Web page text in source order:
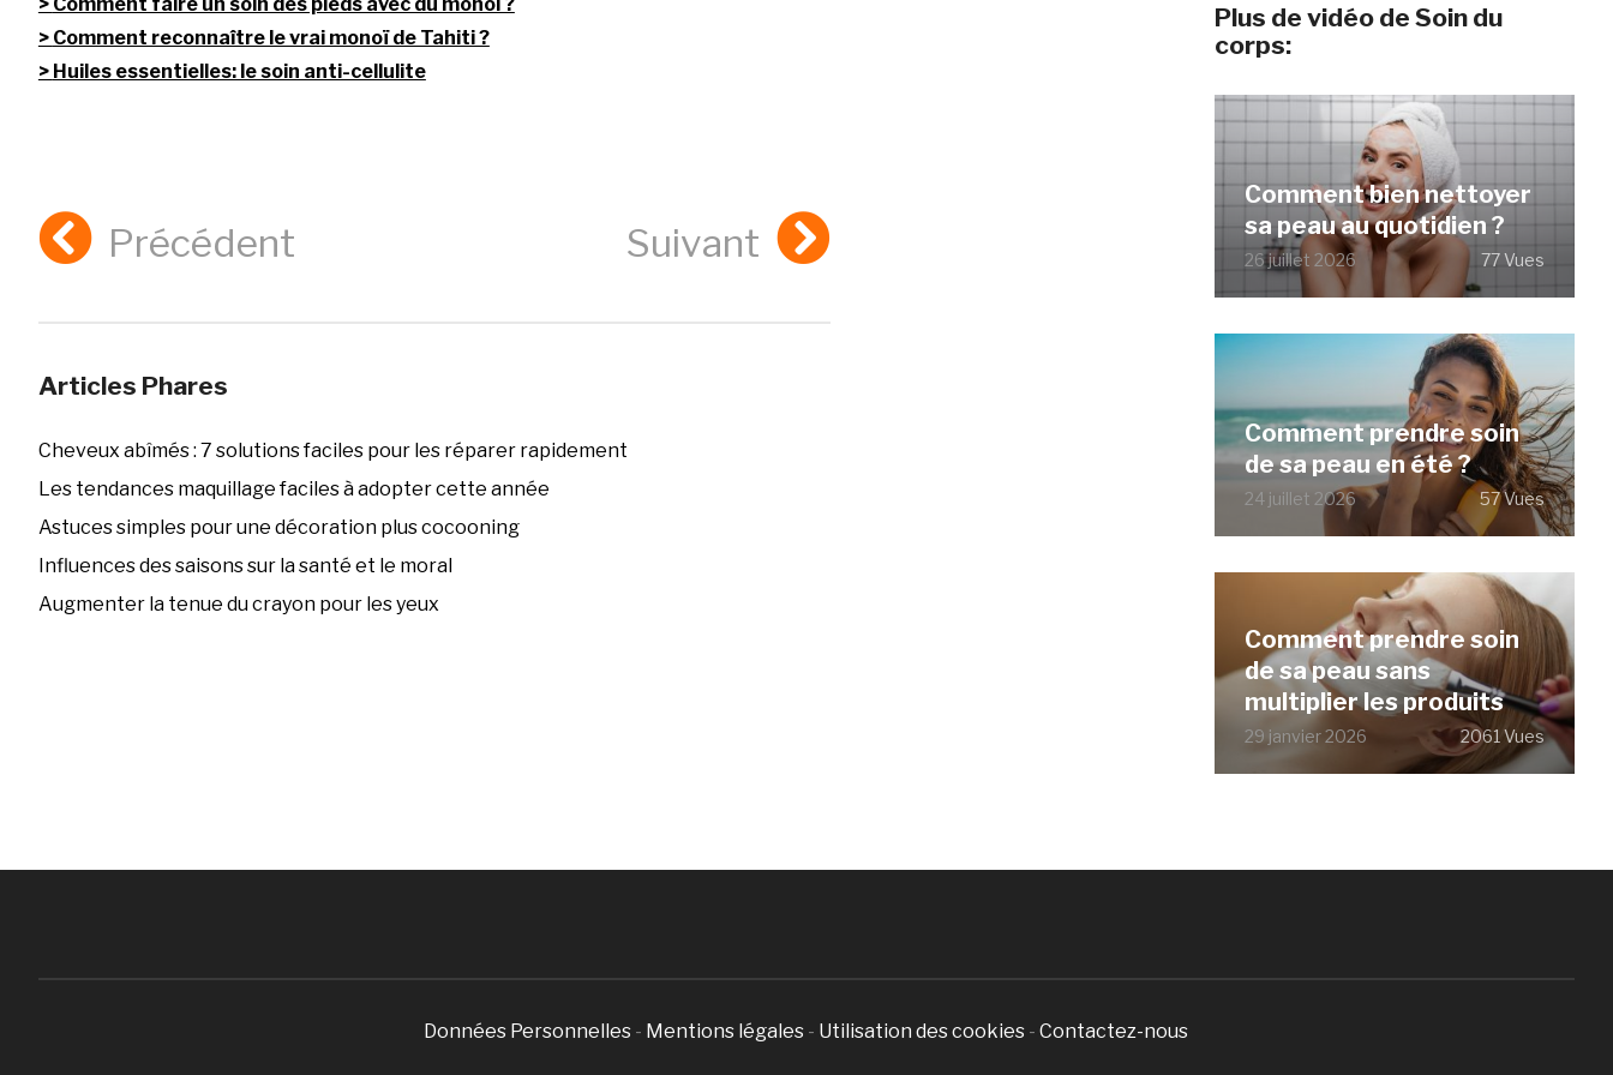
Comment reconnaître le vrai monoï de Tahiti ?
Huiles essentielles: le soin anti-cellulite
Précédent Suivant
Articles Phares
Cheveux abîmés : 7 solutions faciles pour les réparer rapidement
Les tendances maquillage faciles à adopter cette année
Astuces simples pour une décoration plus cocooning
Influences des saisons sur la santé et le moral
Augmenter la tenue du crayon pour les yeux
Plus de vidéo de Soin du
corps:
Comment bien nettoyer
sa peau au quotidien ?
26 juillet 2026 77 Vues
Comment prendre soin
de sa peau en été ?
24 juillet 2026 57 Vues
Comment prendre soin
de sa peau sans
multiplier les produits
29 janvier 2026 2061 Vues
Données Personnelles - Mentions légales - Utilisation des cookies -Contactez-nous